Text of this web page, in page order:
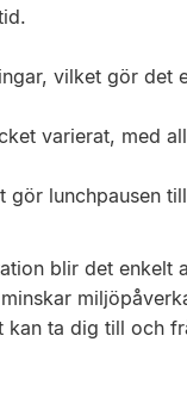
vilket gör det
varierat, med
lunchpausen
blir det enkelt
ta dig till och